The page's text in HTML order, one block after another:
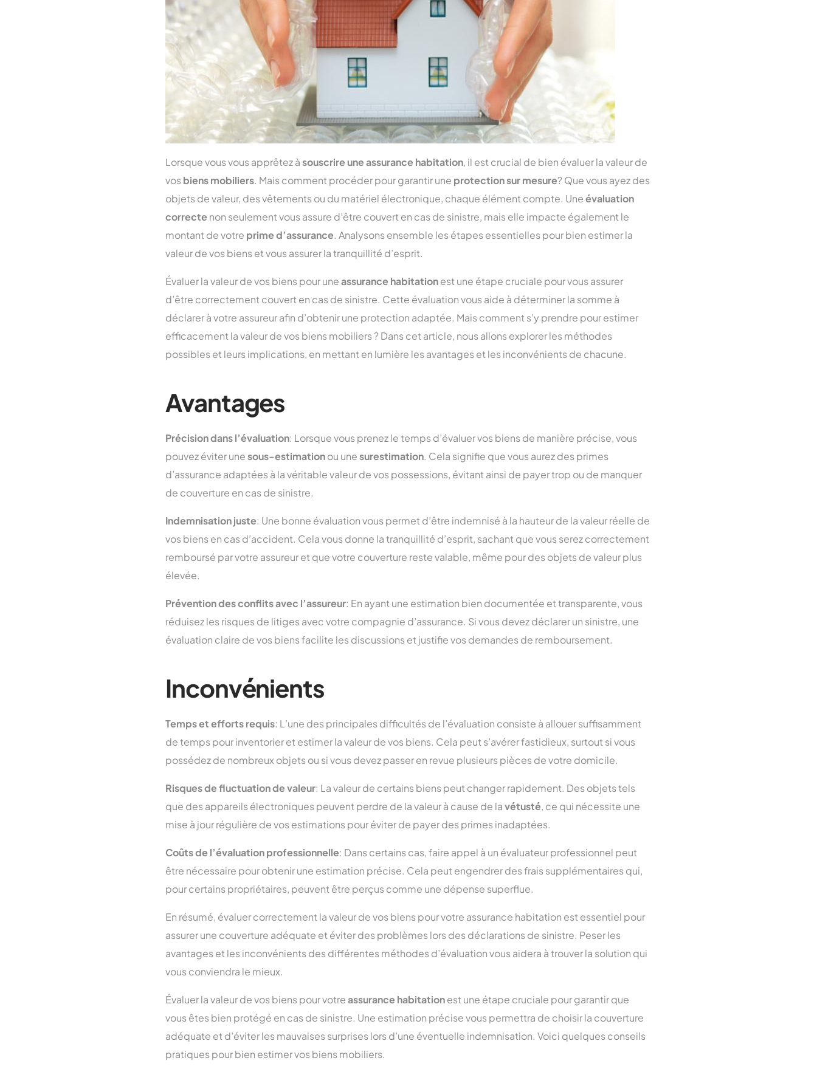
Lorsque vous vous apprêtez àsouscrire une assurance habitation, il est crucial de bien évaluer la valeur de
vosbiens mobiliers. Mais comment procéder pour garantir une protection sur mesure? Que vous ayez des
objets de valeur, des vêtements ou du matériel électronique, chaque élément compte. Uneévaluation
correcte non seulement vous assure d’être couvert en cas de sinistre, mais elle impacte également le
montant de votre prime d’assurance. Analysons ensemble les étapes essentielles pour bien estimer la
valeur de vos biens et vous assurer la tranquillité d’esprit.
Évaluer la valeur de vos biens pour uneassurance habitationest une étape cruciale pour vous assurer
d’être correctement couvert en cas de sinistre. Cette évaluation vous aide à déterminer la somme à
déclarer à votre assureur afin d’obtenir une protection adaptée. Mais comment s’y prendre pour estimer
efficacement la valeur de vos biens mobiliers ? Dans cet article, nous allons explorer les méthodes
possibles et leurs implications, en mettant en lumière les avantages et les inconvénients de chacune.
Avantages
Précision dans l’évaluation: Lorsque vous prenez le temps d’évaluer vos biens de manière précise, vous
pouvez éviter unesous-estimationou unesurestimation. Cela signifie que vous aurez des primes
d’assurance adaptées à la véritable valeur de vos possessions, évitant ainsi de payer trop ou de manquer
de couverture en cas de sinistre.
Indemnisation juste: Une bonne évaluation vous permet d’être indemnisé à la hauteur de la valeur réelle de
vos biens en cas d’accident. Cela vous donne la tranquillité d’esprit, sachant que vous serez correctement
remboursé par votre assureur et que votre couverture reste valable, même pour des objets de valeur plus
élevée.
Prévention des conflits avec l’assureur: En ayant une estimation bien documentée et transparente, vous
réduisez les risques de litiges avec votre compagnie d’assurance. Si vous devez déclarer un sinistre, une
évaluation claire de vos biens facilite les discussions et justifie vos demandes de remboursement.
Inconvénients
Temps et efforts requis: L’une des principales difficultés de l’évaluation consiste à allouer suffisamment
de temps pour inventorier et estimer la valeur de vos biens. Cela peut s’avérer fastidieux, surtout si vous
possédez de nombreux objets ou si vous devez passer en revue plusieurs pièces de votre domicile.
Risques de fluctuation de valeur: La valeur de certains biens peut changer rapidement. Des objets tels
que des appareils électroniques peuvent perdre de la valeur à cause de lavétusté, ce qui nécessite une
mise à jour régulière de vos estimations pour éviter de payer des primes inadaptées.
Coûts de l’évaluation professionnelle: Dans certains cas, faire appel à un évaluateur professionnel peut
être nécessaire pour obtenir une estimation précise. Cela peut engendrer des frais supplémentaires qui,
pour certains propriétaires, peuvent être perçus comme une dépense superflue.
En résumé, évaluer correctement la valeur de vos biens pour votre assurance habitation est essentiel pour
assurer une couverture adéquate et éviter des problèmes lors des déclarations de sinistre. Peser les
avantages et les inconvénients des différentes méthodes d’évaluation vous aidera à trouver la solution qui
vous conviendra le mieux.
Évaluer la valeur de vos biens pour votreassurance habitationest une étape cruciale pour garantir que
vous êtes bien protégé en cas de sinistre. Une estimation précise vous permettra de choisir la couverture
adéquate et d’éviter les mauvaises surprises lors d’une éventuelle indemnisation. Voici quelques conseils
pratiques pour bien estimer vos biens mobiliers.